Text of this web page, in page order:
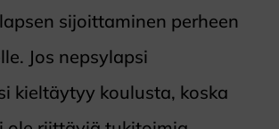
sijoittaminen perheen
Jos nepsylapsi
kieltäytyy koulusta, koska